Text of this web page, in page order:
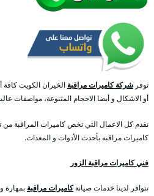
توفر شركة كاميرات مراقبة الخيران الكويت
أو الاشكال و أيضا الاحجام المتنوعة، مواصفات
نقدم كل الاعمال التي تخص كاميرات المراقبة من
كاميرات مراقبه بأحدث الأدوات و المعدات.
فني كاميرات مراقبة الزور
تتوافر لدينا خدمات صيانةكاميرات مراقبة بمهارة